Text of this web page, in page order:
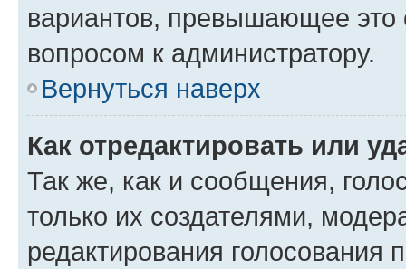
вариантов, превышающее это
вопросом к администратору.
Вернуться наверх
Как отредактировать или
Так же, как и сообщения,
только их создателями,
редактирования голосования